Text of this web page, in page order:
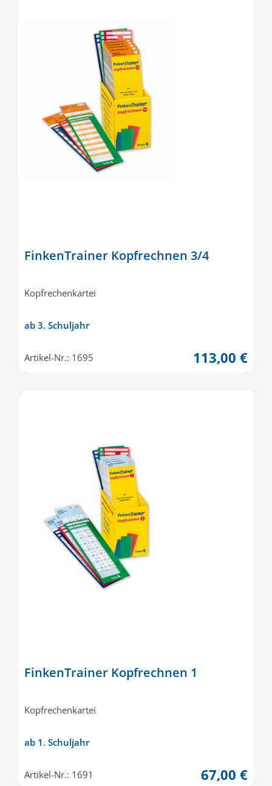
FinkenTrainer Kopfrechnen 3/4
Kopfrechenkartei
ab 3. Schuljahr
Artikel-Nr.: 1695 113,00 €
FinkenTrainer Kopfrechnen 1
Kopfrechenkartei
ab 1. Schuljahr
Artikel-Nr.: 1691 67,00 €